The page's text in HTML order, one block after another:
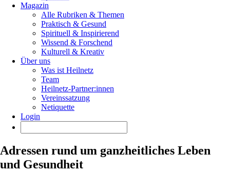
Magazin
Alle Rubriken & Themen
Praktisch & Gesund
Spirituell & Inspirierend
Wissend & Forschend
Kulturell & Kreativ
Über uns
Was ist Heilnetz
Team
Heilnetz-Partner:innen
Vereinssatzung
Netiquette
Login
Adressen rund um ganzheitliches Leben
und Gesundheit